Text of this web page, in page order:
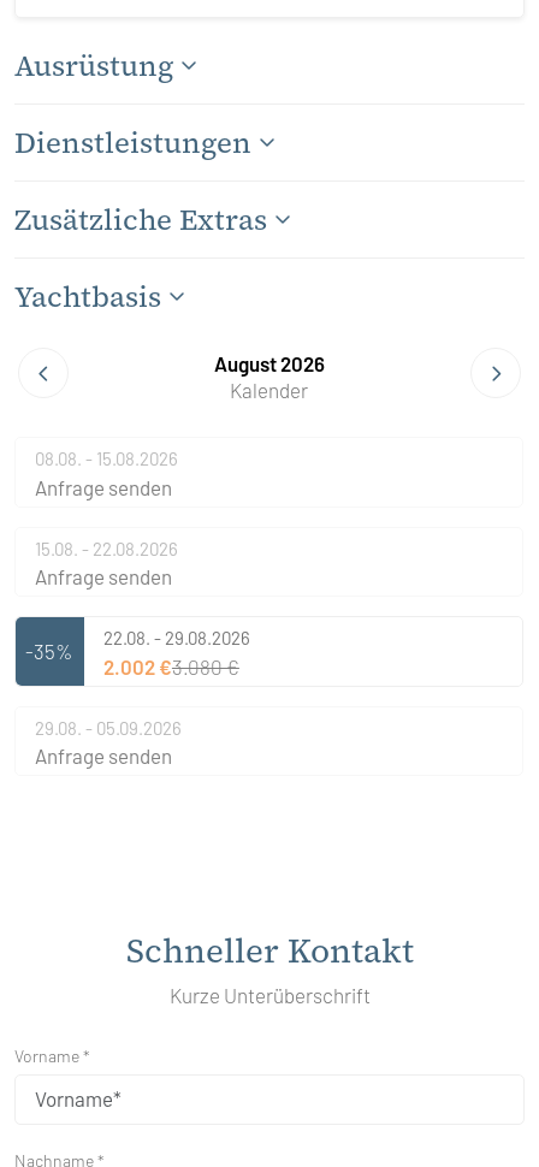
Ausrüstung
Dienstleistungen
Zusätzliche Extras
Yachtbasis
August 2026
Kalender
08.08. - 15.08.2026
Anfrage senden
15.08. - 22.08.2026
Anfrage senden
-35%
22.08. - 29.08.2026
2.002 €3.080 €
29.08. - 05.09.2026
Anfrage senden
Schneller Kontakt
Kurze Unterüberschrift
Vorname *
Nachname *